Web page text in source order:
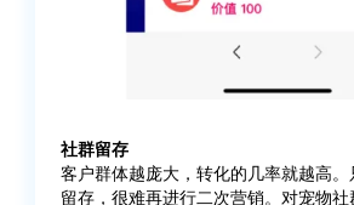
社群留存
客户群体越庞大，转化的几率就越高
留存，很难再进行二次营销。对宠物